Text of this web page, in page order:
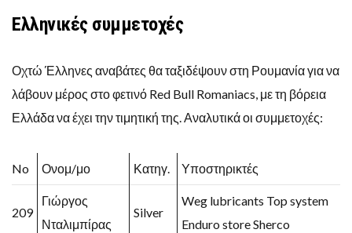
Ελληνικές συμμετοχές
Οχτώ Έλληνες αναβάτες θα ταξιδέψουν στη Ρουμανία για να
λάβουν μέρος στο φετινό Red Bull Romaniacs, με τη βόρεια
Ελλάδα να έχει την τιμητική της. Αναλυτικά οι συμμετοχές:
No Ονομ/μο Κατηγ. Υποστηρικτές
209
Γιώργος
Νταλιμπίρας
Silver
Weg lubricants Top system
Enduro store Sherco